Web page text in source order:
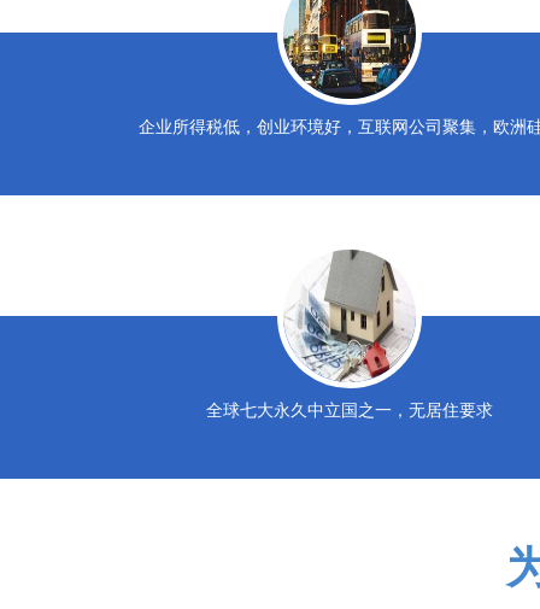
企业所得税低，创业环境好，互联网公司聚集，欧洲
全球七大永久中立国之一，无居住要求